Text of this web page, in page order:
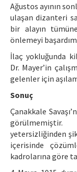
Ağustos ayının
ulaşan dizanteri
bir alayın
önlemeyi
İlaç yokluğunda
Dr. Mayer’in
gelenler için
Sonuç
Çanakkale
yetersizliğinden
içerisinde
kadrolarına göre